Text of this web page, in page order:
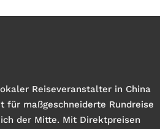
Reiseveranstalter in China
für maßgeschneiderte Rundreise
der Mitte. Mit Direktpreisen